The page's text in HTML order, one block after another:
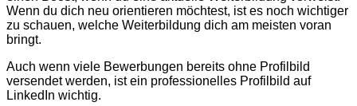
Wenn du dich neu orientieren möchtest, ist es noch wichtiger
zu schauen, welche Weiterbildung dich am meisten voran
bringt.
Auch wenn viele Bewerbungen bereits ohne Profilbild
versendet werden, ist ein professionelles Profilbild auf
LinkedIn wichtig.